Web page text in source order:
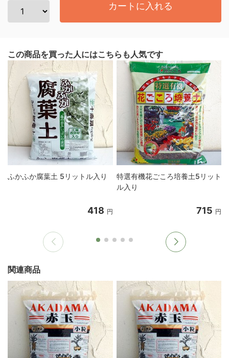
カートに入れる
この商品を買った人にはこちらも人気です
ふかふか腐葉土 5リットル入り
418 円
特選有機花ごころ培養土5リット
ル入り
715 円
関連商品